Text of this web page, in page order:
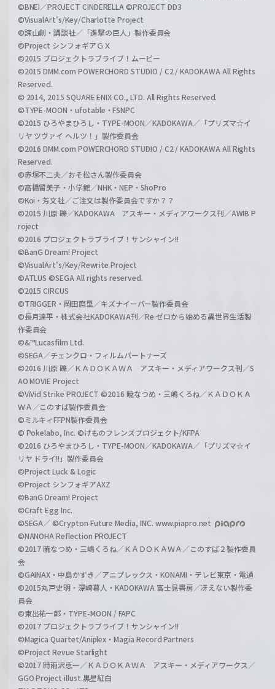
©BNEI／PROJECT CINDERELLA ©PROJECT DD3
©VisualArt's/Key/Charlotte Project
©諫山創・講談社／「進撃の巨人」製作委員会
©Project シンフォギアＧＸ
©2015 プロジェクトラブライブ！ムービー
©2015 DMM.com POWERCHORD STUDIO / C2 / KADOKAWA All Rights
Reserved.
© 2014, 2015 SQUARE ENIX CO., LTD. All Rights Reserved.
©TYPE-MOON・ufotable・FSNPC
©2015 ひろやまひろし・TYPE-MOON／KADOKAWA／「プリズマ☆イ
リヤ ツヴァイ ヘルツ！」製作委員会
©2016 DMM.com POWERCHORD STUDIO / C2 / KADOKAWA All Rights
Reserved.
©赤塚不二夫／おそ松さん製作委員会
©高橋留美子・小学館／NHK・NEP・ShoPro
©Koi・芳文社／ご注文は製作委員会ですか？？
©2015 川原 礫／KADOKAWA アスキー・メディアワークス刊／AWIB P
roject
©2016 プロジェクトラブライブ！サンシャイン!!
©BanG Dream! Project
©VisualArt's/Key/Rewrite Project
©ATLUS ©SEGA All rights reserved.
©2015 CIRCUS
©TRIGGER・岡田麿里／キズナイーバー製作委員会
©長月達平・株式会社KADOKAWA刊／Re:ゼロから始める異世界生活製
作委員会
©&™Lucasfilm Ltd.
©SEGA／チェンクロ・フィルムパートナーズ
©2016 川原 礫／ＫＡＤＯＫＡＷＡ アスキー・メディアワークス刊／S
AO MOVIE Project
©ViVid Strike PROJECT ©2016 暁なつめ・三嶋くろね／ＫＡＤＯＫＡ
ＷＡ／このすば製作委員会
©ミルキィFFPN製作委員会
© Pokelabo, Inc. ©けものフレンズプロジェクト/KFPA
©2016 ひろやまひろし・TYPE-MOON／KADOKAWA／「プリズマ☆イ
リヤ ドライ!!」製作委員会
©Project Luck & Logic
©Project シンフォギアAXZ
©BanG Dream! Project
©Craft Egg Inc.
©SEGA／ ©Crypton Future Media, INC. www.piapro.net
©NANOHA Reflection PROJECT
©2017 暁なつめ・三嶋くろね／ＫＡＤＯＫＡＷＡ／このすば２製作委員
会
©GAINAX・中島かずき／アニプレックス・KONAMI・テレビ東京・電通
©2015丸戸史明・深崎暮人・KADOKAWA 富士見書房／冴えない製作委
員会
©東出祐一郎・TYPE-MOON / FAPC
©2017 プロジェクトラブライブ！サンシャイン!!
©Magica Quartet/Aniplex・Magia Record Partners
©Project Revue Starlight
©2017 時雨沢恵一／ＫＡＤＯＫＡＷＡ アスキー・メディアワークス／
GGO Project illust.黒星紅白